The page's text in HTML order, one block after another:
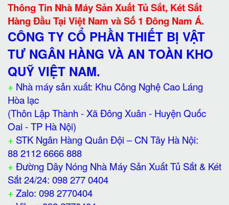
Thông Tin Nhà Máy Sản Xuất Tủ Sắt, Két Sắt
Hàng Đầu Tại Việt Nam và Số 1 Đông Nam Á.
CÔNG TY CỔ PHẦN THIẾT BỊ VẬT
TƯ NGÂN HÀNG VÀ AN TOÀN KHO
QUỸ VIỆT NAM.
+ Nhà máy sản xuất: Khu Công Nghệ Cao Láng
Hòa lạc
(Thôn Lập Thành - Xã Đông Xuân - Huyện Quốc
Oai - TP Hà Nội)
+ STK Ngân Hàng Quân Đội – CN Tây Hà Nội:
88 2112 6666 888
+ Đường Dây Nóng Nhà Máy Sản Xuất Tủ Sắt & Két
Sắt 24/24: 098 277 0404
+ Zalo: 098 2770404